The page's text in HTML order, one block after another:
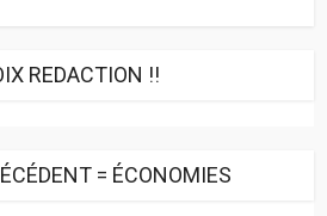
REDACTION !!
= ÉCONOMIES